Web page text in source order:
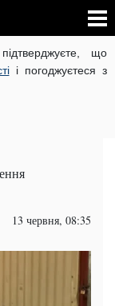
що
і погоджуєтеся з
В УКРАЇНІ
НА РУССКОМ
13 червня, 08:35